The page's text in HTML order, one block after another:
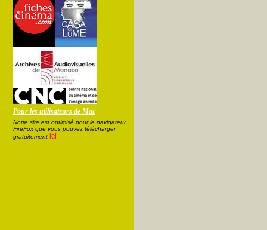
Pour les utilisateurs de Mac
Notre site est optimisé pour le navigateur
FireFox que vous pouvez télécharger
gratuitement ici